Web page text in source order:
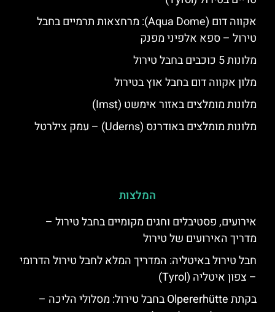
אקווה דום (Aqua Dome): מרחצאות תרמיים בחבל
טירול – ספא אלפיני מפנק
מלונות 5 כוכבים בחבל טירול
מלון אקווה דום בחבל אוץ בטירול
מלונות מומלצים באזור אימשט (Imst)
מלונות מומלצים באודרנס (Uderns) – עמק צילרטל
המלצות
אירועים, פסטיבלים וחגים מקומיים בחבל טירול –
מדריך האירועים של טירול
חבל טירול באיטליה: המדריך המלא לחבל טירול הדרומי
– צפון איטליה (Tyrol)
בקתת Olpererhütte בחבל טירול: מסלולי הליכה –